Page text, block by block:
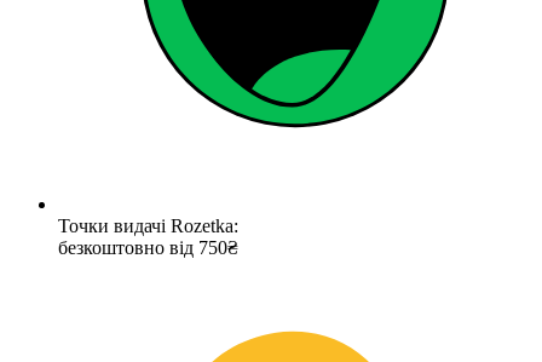
Точки видачі Rozetka:
безкоштовно від 750₴